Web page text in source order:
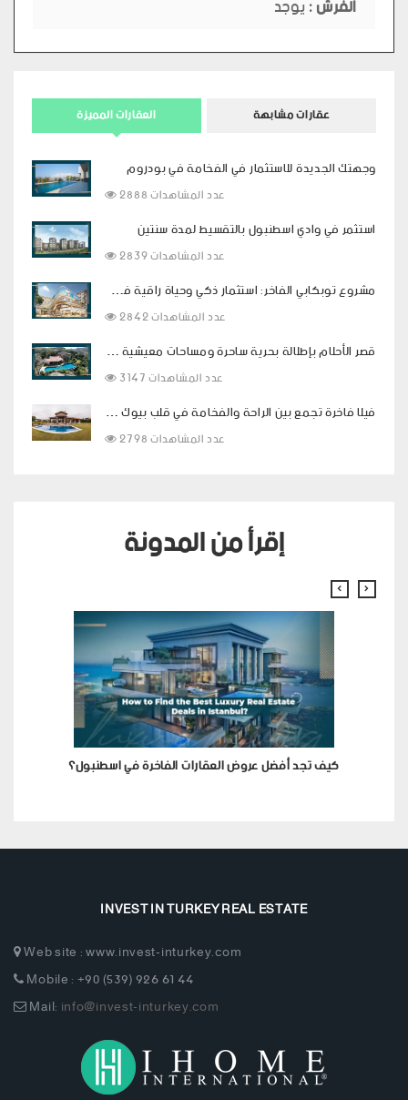
العقارات المميزة عقارات مشابهة
وجهتك الجديدة للاستثمار في الفخامة في بودروم
2888 عدد المشاهدات
استثمر في وادي اسطنبول بالتقسيط لمدة سنتين
2839 عدد المشاهدات
مشروع توبكابي الفاخر: استثمار ذكي وحياة راقية في قلب اسطنبول
2842 عدد المشاهدات
قصر الأحلام بإطلالة بحرية ساحرة ومساحات معيشية فاخرة في بودروم
3147 عدد المشاهدات
فيلا فاخرة تجمع بين الراحة والفخامة في قلب بيوك شكمجة
2798 عدد المشاهدات
إقرأ من المدونة
كيف تجد أفضل عروض العقارات الفاخرة في اسطنبول؟
INVEST IN TURKEY REAL ESTATE
Web site : www.invest-inturkey.com
Mobile : +90 (539) 926 61 44
Mail:info@invest-inturkey.com